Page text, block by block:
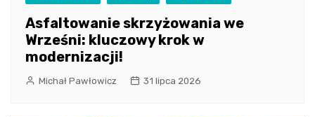
Asfaltowanie skrzyżowania we
Wrześni: kluczowy krok w
modernizacji!
Michał Pawłowicz 31 lipca 2026